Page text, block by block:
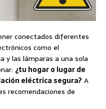
conectados diferentes
como el
y las lámparas a una sola
¿tu hogar o lugar de
eléctrica segura? A
recomendaciones de